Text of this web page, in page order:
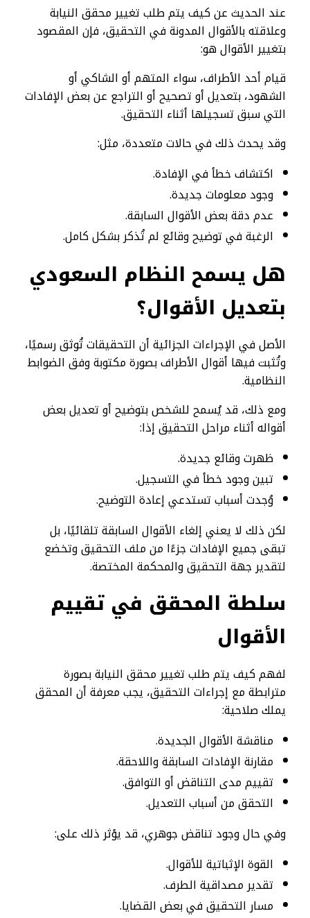
عند الحديث عن كيف يتم طلب تغيير محقق النيابة
وعلاقته بالأقوال المدونة في التحقيق، فإن المقصود
بتغيير الأقوال هو:
قيام أحد الأطراف، سواء المتهم أو الشاكي أو
الشهود، بتعديل أو تصحيح أو التراجع عن بعض الإفادات
التي سبق تسجيلها أثناء التحقيق.
وقد يحدث ذلك في حالات متعددة، مثل:
اكتشاف خطأ في الإفادة.
وجود معلومات جديدة.
عدم دقة بعض الأقوال السابقة.
الرغبة في توضيح وقائع لم تُذكر بشكل كامل.
هل يسمح النظام السعودي
بتعديل الأقوال؟
الأصل في الإجراءات الجزائية أن التحقيقات تُوثق رسميًا،
وتُثبت فيها أقوال الأطراف بصورة مكتوبة وفق الضوابط
النظامية.
ومع ذلك، قد يُسمح للشخص بتوضيح أو تعديل بعض
أقواله أثناء مراحل التحقيق إذا:
ظهرت وقائع جديدة.
تبين وجود خطأ في التسجيل.
وُجدت أسباب تستدعي إعادة التوضيح.
لكن ذلك لا يعني إلغاء الأقوال السابقة تلقائيًا، بل
تبقى جميع الإفادات جزءًا من ملف التحقيق وتخضع
لتقدير جهة التحقيق والمحكمة المختصة.
سلطة المحقق في تقييم
الأقوال
لفهم كيف يتم طلب تغيير محقق النيابة بصورة
مترابطة مع إجراءات التحقيق، يجب معرفة أن المحقق
يملك صلاحية:
مناقشة الأقوال الجديدة.
مقارنة الإفادات السابقة واللاحقة.
تقييم مدى التناقض أو التوافق.
التحقق من أسباب التعديل.
وفي حال وجود تناقض جوهري، قد يؤثر ذلك على:
القوة الإثباتية للأقوال.
تقدير مصداقية الطرف.
مسار التحقيق في بعض القضايا.